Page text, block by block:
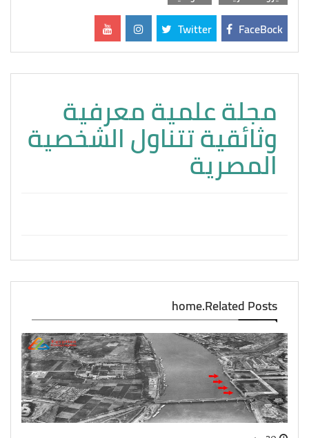
FaceBock
Twitter
مجلة علمية معرفية
وثائقية تتناول الشخصية
المصرية
home.Related Posts